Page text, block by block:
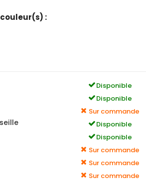
:
Disponible
Disponible
Sur commande
Disponible
Disponible
Sur commande
Sur commande
Sur commande